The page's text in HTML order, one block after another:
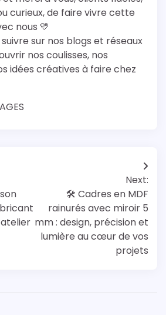
curieux, de faire vivre cette
nous 💛
sur nos blogs et réseaux
nos coulisses, nos
idées créatives à faire chez
Next:
🛠️ Cadres en MDF
rainurés avec miroir 5
mm : design, précision et
lumière au cœur de vos
projets